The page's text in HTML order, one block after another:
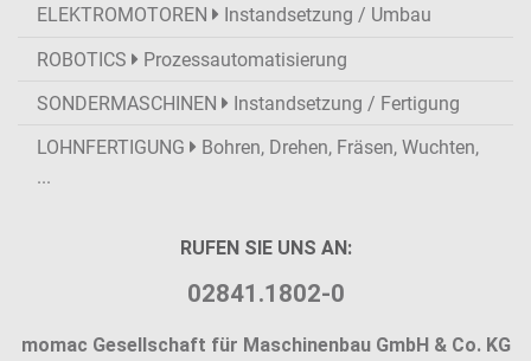
ELEKTROMOTOREN
Instandsetzung / Umbau
ROBOTICS
Prozessautomatisierung
SONDERMASCHINEN
Instandsetzung / Fertigung
LOHNFERTIGUNG
Bohren, Drehen, Fräsen, Wuchten,
...
RUFEN SIE UNS AN:
02841.1802-0
momac Gesellschaft für Maschinenbau GmbH & Co. KG